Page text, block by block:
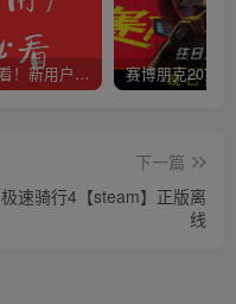
新用户必看！新用户必看！新用户必看！！！
下一篇
极速骑行4【steam】正版离
线